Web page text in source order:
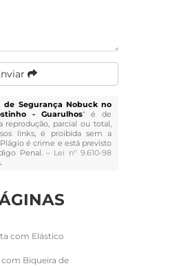
de Segurança Nobuck no
- Guarulhos" é de
reprodução, parcial ou total,
links, é proibida sem a
é crime e está previsto
Penal. – Lei n° 9.610-98
.
com Elástico
Biqueira de